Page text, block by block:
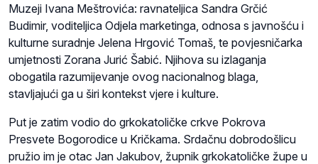
Muzeji Ivana Meštrovića: ravnateljica Sandra Grčić
Budimir, voditeljica Odjela marketinga, odnosa s javnošću i
kulturne suradnje Jelena Hrgović Tomaš, te povjesničarka
umjetnosti Zorana Jurić Šabić. Njihova su izlaganja
obogatila razumijevanje ovog nacionalnog blaga,
stavljajući ga u širi kontekst vjere i kulture.
Put je zatim vodio do grkokatoličke crkve Pokrova
Presvete Bogorodice u Kričkama. Srdačnu dobrodošlicu
pružio im je otac Jan Jakubov, župnik grkokatoličke župe u